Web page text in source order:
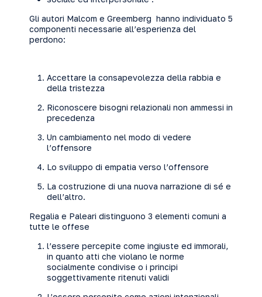
Gli autori Malcom e Greemberg hanno individuato 5
componenti necessarie all’esperienza del
perdono:
Accettare la consapevolezza della rabbia e
della tristezza
Riconoscere bisogni relazionali non ammessi in
precedenza
Un cambiamento nel modo di vedere
l’offensore
Lo sviluppo di empatia verso l’offensore
La costruzione di una nuova narrazione di sé e
dell’altro.
Regalia e Paleari distinguono 3 elementi comuni a
tutte le offese
l’essere percepite come ingiuste ed immorali,
in quanto atti che violano le norme
socialmente condivise o i principi
soggettivamente ritenuti validi